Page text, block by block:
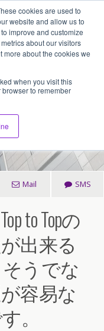
cookies are used to
website and allow us to
improve and customize
about our visitors
more about the cookies we
when you visit this
to remember
アセンティア・ホールディングス(AssentiaHoldings)
、当該国
盟しても
か？
Mail SMS
to Topの
出来る
うでな
容易な
。